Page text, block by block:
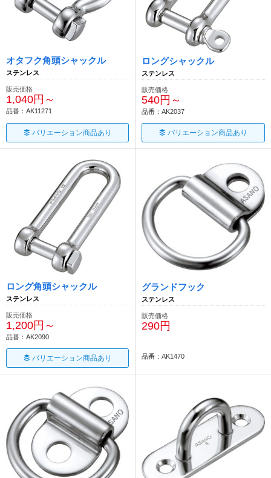
オタフク角頭シャックル
ステンレス
販売価格
1,040円～
品番：AK11271
バリエーション商品あり
ロングシャックル
ステンレス
販売価格
540円～
品番：AK2037
バリエーション商品あり
ロング角頭シャックル
ステンレス
販売価格
1,200円～
品番：AK2090
バリエーション商品あり
グランドフック
ステンレス
販売価格
290円
品番：AK1470